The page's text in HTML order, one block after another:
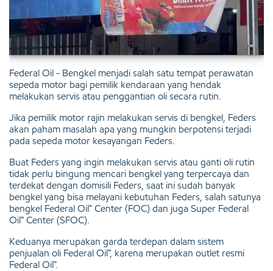
Federal Oil - Bengkel menjadi salah satu tempat perawatan
sepeda motor bagi pemilik kendaraan yang hendak
melakukan servis atau penggantian oli secara rutin.
Jika pemilik motor rajin melakukan servis di bengkel, Feders
akan paham masalah apa yang mungkin berpotensi terjadi
pada sepeda motor kesayangan Feders.
Buat Feders yang ingin melakukan servis atau ganti oli rutin
tidak perlu bingung mencari bengkel yang terpercaya dan
terdekat dengan domisili Feders, saat ini sudah banyak
bengkel yang bisa melayani kebutuhan Feders, salah satunya
bengkel Federal Oil™ Center (FOC) dan juga Super Federal
Oil™ Center (SFOC).
Keduanya merupakan garda terdepan dalam sistem
penjualan oli Federal Oil™, karena merupakan outlet resmi
Federal Oil™.